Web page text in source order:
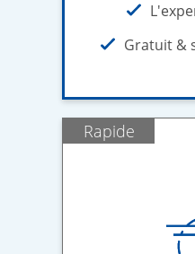
Gratuit &
Rapide